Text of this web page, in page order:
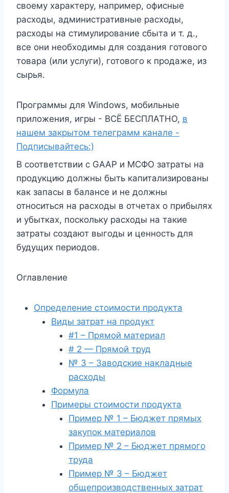
своему характеру, например, офисные
расходы, административные расходы,
расходы на стимулирование сбыта и т. д.,
все они необходимы для создания готового
товара (или услуги), готового к продаже, из
сырья.
Программы для Windows, мобильные
приложения, игры - ВСЁ БЕСПЛАТНО, в
нашем закрытом телеграмм канале -
Подписывайтесь:)
В соответствии с GAAP и МСФО затраты на
продукцию должны быть капитализированы
как запасы в балансе и не должны
относиться на расходы в отчетах о прибылях
и убытках, поскольку расходы на такие
затраты создают выгоды и ценность для
будущих периодов.
Оглавление
Определение стоимости продукта
Виды затрат на продукт
#1 – Прямой материал
# 2 — Прямой труд
№ 3 – Заводские накладные
расходы
Формула
Примеры стоимости продукта
Пример № 1 – Бюджет прямых
закупок материалов
Пример № 2 – Бюджет прямого
труда
Пример № 3 – Бюджет
общепроизводственных затрат